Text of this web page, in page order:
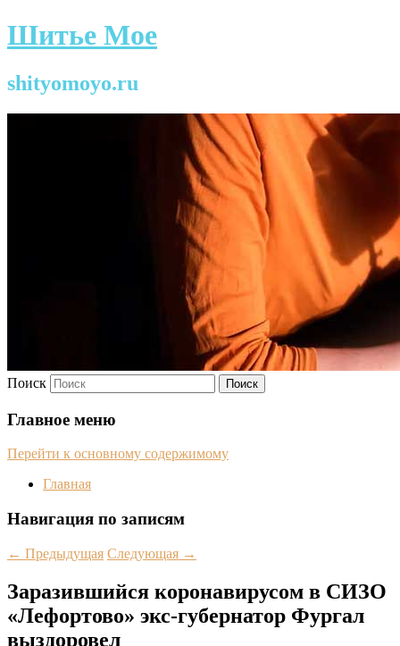
Шитье Мое
shityomoyo.ru
Поиск
Главное меню
Перейти к основному содержимому
Главная
Навигация по записям
← Предыдущая Следующая →
Заразившийся коронавирусом в СИЗО
«Лефортово» экс-губернатор Фургал
выздоровел